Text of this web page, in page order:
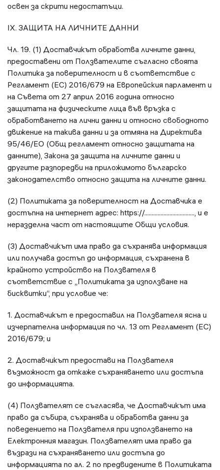
освен за скрити недостатъци.
IX. ЗАЩИТА НА ЛИЧНИТЕ ДАННИ
Чл. 19. (1) Доставчикът обработва личните данни,
предоставени от Ползвателите съгласно своята
Политика за поверителност и в съответствие с
Регламент (ЕС) 2016/679 на Европейския парламент и
на Съвета от 27 април 2016 година относно
защитата на физическите лица във връзка с
обработването на лични данни и относно свободното
движение на такива данни и за отмяна на Директива
95/46/EО (Общ регламент относно защитата на
данните), Закона за защита на личните данни и
другите разпоредби на приложимото българско
законодателство относно защита на личните данни.
(2) Политиката за поверителност на Доставчика е
достъпна на интернет адрес: https://.................................., и е
неразделна част от настоящите Общи условия.
(3) Доставчикът има право да съхранява информация
или получава достъп до информация, съхранена в
крайното устройство на Ползвателя в
съответствие с „Политиката за използване на
бисквитки“, при условие че:
1. Доставчикът е предоставил на Ползвателя ясна и
изчерпателна информация по чл. 13 от Регламент (ЕС)
2016/679; и
2. Доставчикът предостави на Ползвателя
възможност да откаже съхраняването или достъпа
до информацията.
(4) Ползвателят се съгласява, че Доставчикът има
право да събира, съхранява и обработва данни за
поведението на Ползвателя при използването на
Електронния магазин. Ползвателят има право да
възрази на съхраняването или достъпа до
информацията по ал. 2 по предвидените в Политиката